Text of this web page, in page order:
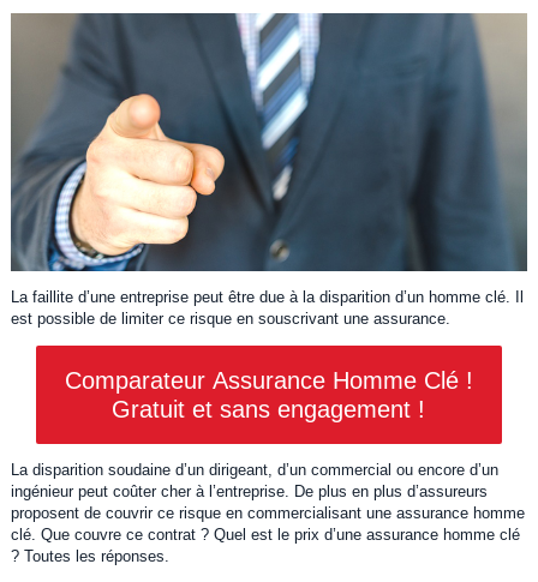
La faillite d’une entreprise peut être due à la disparition d’un homme clé. Il
est possible de limiter ce risque en souscrivant une assurance.
Comparateur Assurance Homme Clé !
Gratuit et sans engagement !
La disparition soudaine d’un dirigeant, d’un commercial ou encore d’un
ingénieur peut coûter cher à l’entreprise. De plus en plus d’assureurs
proposent de couvrir ce risque en commercialisant une assurance homme
clé. Que couvre ce contrat ? Quel est le prix d’une assurance homme clé
? Toutes les réponses.